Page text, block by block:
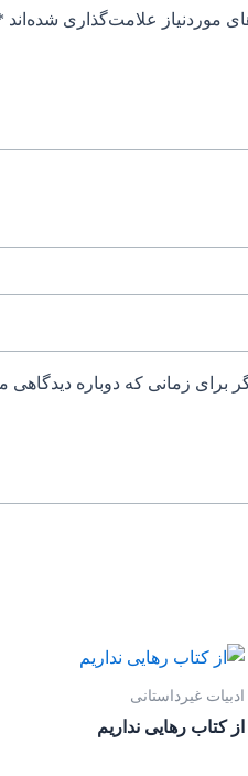
موردنیاز علامت‌گذاری شده‌اند
برای زمانی که دوباره دیدگاهی
ادبیات غیرداستانی
از کتاب رهایی نداریم